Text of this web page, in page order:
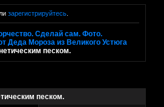
зарегистрируйтесь.
Сделай сам. Фото.
Деда Мороза из Великого Устюга
песком.
песком.